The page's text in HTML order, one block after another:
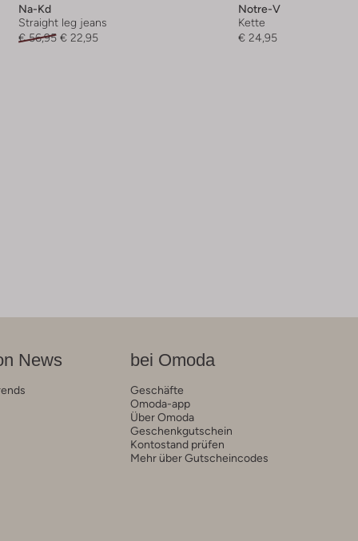
Na-Kd
Straight leg jeans
€ 56,95 € 22,95
Notre-V
Kette
€ 24,95
News bei Omoda
Geschäfte
Omoda-app
Über Omoda
Geschenkgutschein
Kontostand prüfen
Mehr über Gutscheincodes